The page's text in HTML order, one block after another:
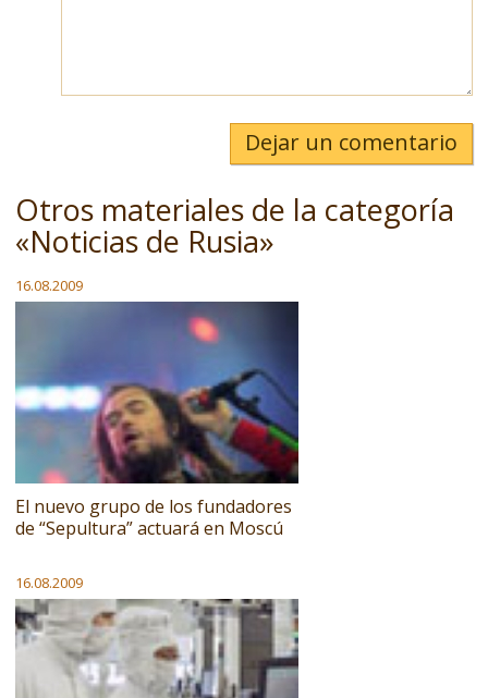
Dejar un comentario
Otros materiales de la categoría
«Noticias de Rusia»
16.08.2009
El nuevo grupo de los fundadores
de “Sepultura” actuará en Moscú
16.08.2009